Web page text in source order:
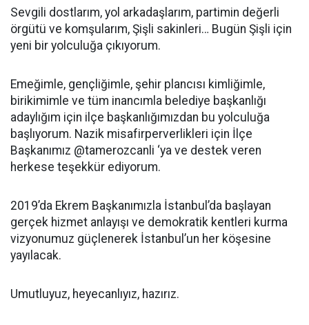
Sevgili dostlarım, yol arkadaşlarım, partimin değerli
örgütü ve komşularım, Şişli sakinleri… Bugün Şişli için
yeni bir yolculuğa çıkıyorum.
Emeğimle, gençliğimle, şehir plancısı kimliğimle,
birikimimle ve tüm inancımla belediye başkanlığı
adaylığım için ilçe başkanlığımızdan bu yolculuğa
başlıyorum. Nazik misafirperverlikleri için İlçe
Başkanımız @tamerozcanli ‘ya ve destek veren
herkese teşekkür ediyorum.
2019’da Ekrem Başkanımızla İstanbul’da başlayan
gerçek hizmet anlayışı ve demokratik kentleri kurma
vizyonumuz güçlenerek İstanbul’un her köşesine
yayılacak.
Umutluyuz, heyecanlıyız, hazırız.